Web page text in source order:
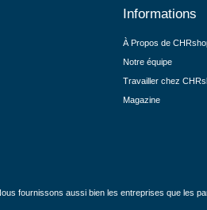
Informations
À Propos de
Notre équipe
Travailler chez
Magazine
fournissons aussi bien les entreprises que les